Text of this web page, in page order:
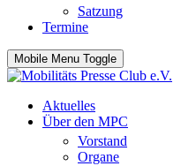
Satzung
Termine
Mobile Menu Toggle
Aktuelles
Über den MPC
Vorstand
Organe